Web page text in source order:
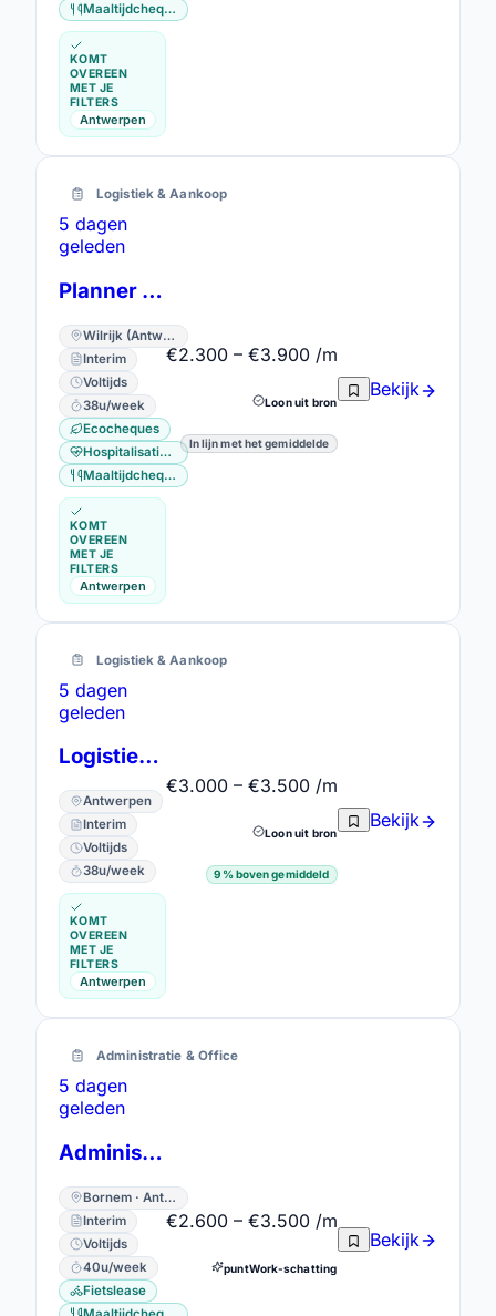
Maaltijdcheques
KOMT
OVEREEN
MET JE
FILTERS
Antwerpen
Logistiek & Aankoop
5 dagen
geleden
Planner Techniekers
Wilrijk (Antwerpen) · Antwerpen
Interim
Voltijds
38u/week
Ecocheques
Hospitalisatieverzekering
Maaltijdcheques
KOMT
OVEREEN
MET JE
FILTERS
Antwerpen
€2.300 – €3.900 /m
Loon uit bron
In lijn met het gemiddelde
Bekijk
Logistiek & Aankoop
5 dagen
geleden
Logistiek Administratief Medewerker
Antwerpen
Interim
Voltijds
38u/week
KOMT
OVEREEN
MET JE
FILTERS
Antwerpen
€3.000 – €3.500 /m
Loon uit bron
9% boven gemiddeld
Bekijk
Administratie & Office
5 dagen
geleden
Administratief commercieel bediende
Bornem · Antwerpen
Interim
Voltijds
40u/week
Fietslease
€2.600 – €3.500 /m
puntWork-schatting
Bekijk